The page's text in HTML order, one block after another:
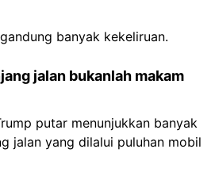
banyak kekeliruan.
jalan bukanlah makam
putar menunjukkan banyak
jalan yang dilalui puluhan mobil